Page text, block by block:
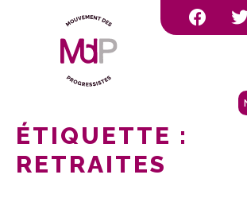
ÉTIQUETTE :
RETRAITES